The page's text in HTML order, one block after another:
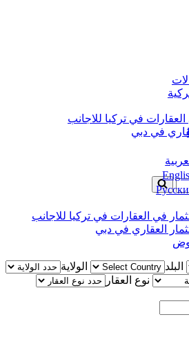
العقارات في تركيا للاجانب
في دبي
في العقارات في تركيا للاجانب
العقاري في دبي
البلد
الولاية
نوع العقار